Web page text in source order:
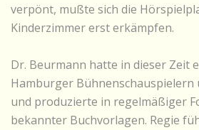
verpönt, mußte sich die
Kinderzimmer erst erkämpfen.
Dr. Beurmann hatte in dieser Zeit
Hamburger Bühnenschauspielern
und produzierte in regelmäßiger
bekannter Buchvorlagen. Regie